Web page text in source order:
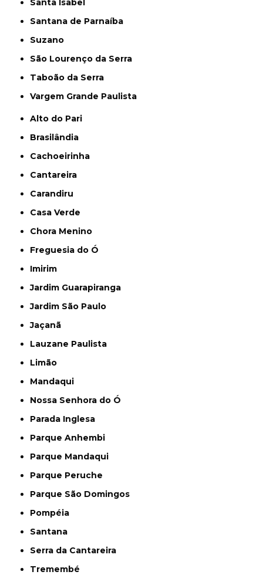
Santa Isabel
Santana de Parnaíba
Suzano
São Lourenço da Serra
Taboão da Serra
Vargem Grande Paulista
Alto do Pari
Brasilândia
Cachoeirinha
Cantareira
Carandiru
Casa Verde
Chora Menino
Freguesia do Ó
Imirim
Jardim Guarapiranga
Jardim São Paulo
Jaçanã
Lauzane Paulista
Limão
Mandaqui
Nossa Senhora do Ó
Parada Inglesa
Parque Anhembi
Parque Mandaqui
Parque Peruche
Parque São Domingos
Pompéia
Santana
Serra da Cantareira
Tremembé